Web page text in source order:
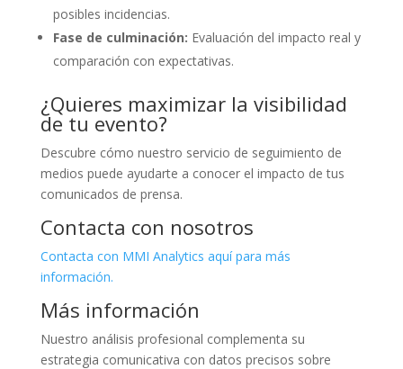
posibles incidencias.
Fase de culminación: Evaluación del impacto real y
comparación con expectativas.
¿Quieres maximizar la visibilidad
de tu evento?
Descubre cómo nuestro servicio de seguimiento de
medios puede ayudarte a conocer el impacto de tus
comunicados de prensa.
Contacta con nosotros
Contacta con MMI Analytics aquí para más
información.
Más información
Nuestro análisis profesional complementa su
estrategia comunicativa con datos precisos sobre